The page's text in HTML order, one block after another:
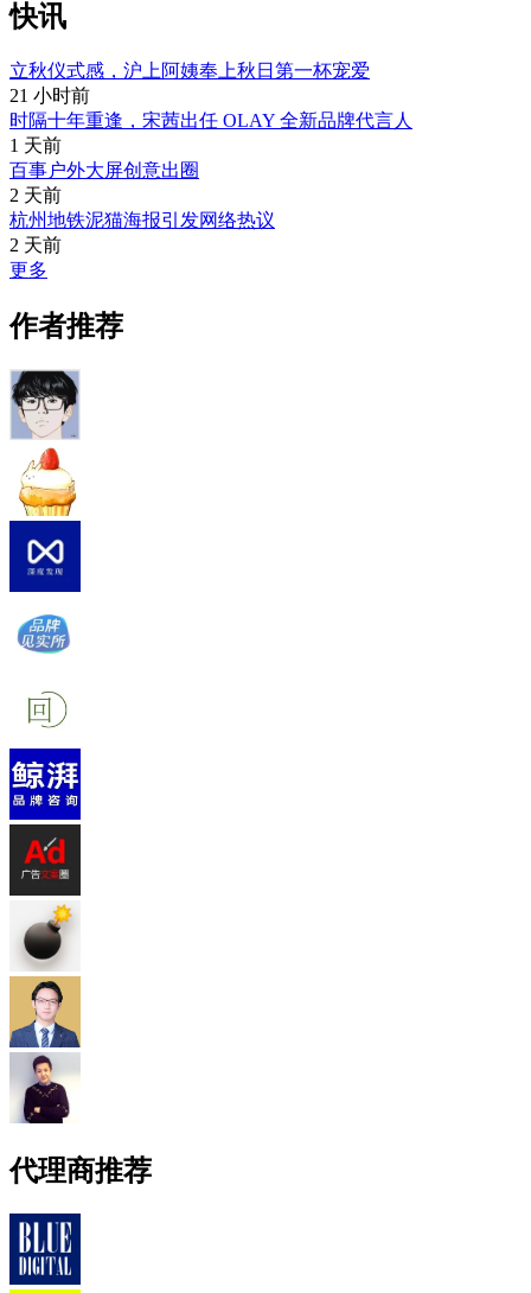
快讯
立秋仪式感，沪上阿姨奉上秋日第一杯宠爱
21 小时前
时隔十年重逢，宋茜出任 OLAY 全新品牌代言人
1 天前
百事户外大屏创意出圈
2 天前
杭州地铁泥猫海报引发网络热议
2 天前
更多
作者推荐
代理商推荐